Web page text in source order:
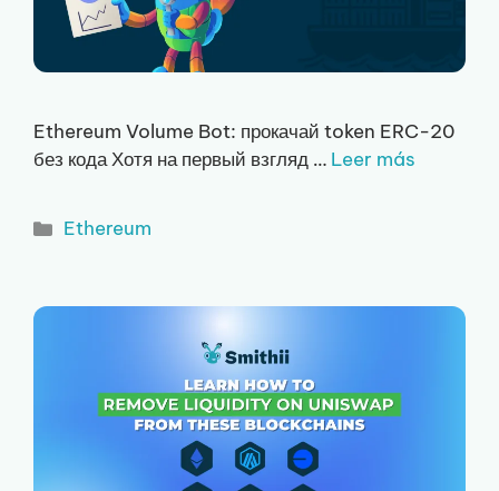
Ethereum Volume Bot: прокачай token ERC-20
без кода Хотя на первый взгляд … Leer más
Рубрики
Ethereum